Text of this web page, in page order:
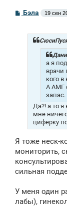
СБэла 19 сен
а я
врачи
кого в
А АМГ
запас.
Да?! а то
мне
циферку
Я тоже неск-
мониторить,
сильная
У меня один
лабы),